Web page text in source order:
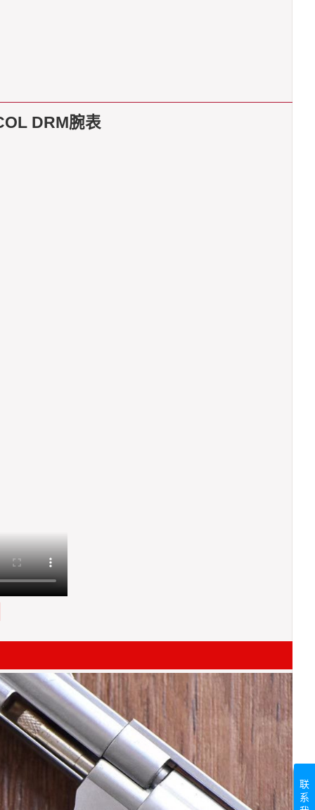
DRM腕表
联
系